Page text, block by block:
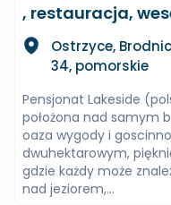
, restauracja,
Ostrzyce,
34, pomorskie
Pensjonat Lakeside
położona nad samym
oaza wygody i
dwuhektarowym,
gdzie każdy może
nad jeziorem,...